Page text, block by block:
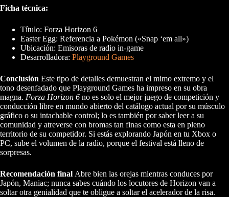
Ficha técnica:
Título: Forza Horizon 6
Easter Egg: Referencia a Pokémon («Snap ‘em all»)
Ubicación: Emisoras de radio in-game
Desarrolladora: Playground Games
Conclusión Este tipo de detalles demuestran el mimo extremo y el
tono desenfadado que Playground Games ha impreso en su obra
magna. Forza Horizon 6 no es solo el mejor juego de competición y
conducción libre en mundo abierto del catálogo actual por su músculo
gráfico o su intachable control; lo es también por saber leer a su
comunidad y atreverse con bromas tan finas como esta en pleno
territorio de su competidor. Si estás explorando Japón en tu Xbox o
PC, sube el volumen de la radio, porque el festival está lleno de
sorpresas.
Recomendación final Abre bien las orejas mientras conduces por
Japón, Maniac; nunca sabes cuándo los locutores de Horizon van a
soltar otra genialidad que te obligue a soltar el acelerador de la risa.